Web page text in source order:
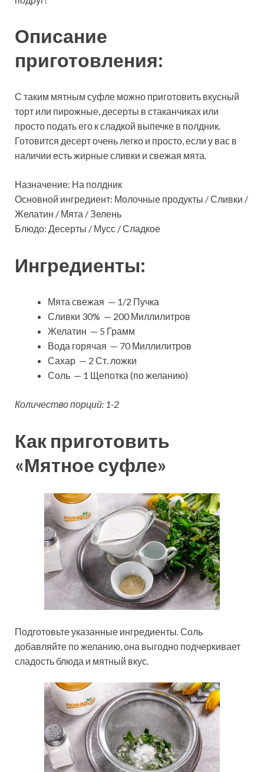
Описание
приготовления:
С таким мятным суфле можно приготовить вкусный
торт или пирожные, десерты в стаканчиках или
просто подать его к сладкой выпечке в полдник.
Готовится десерт очень легко и просто, если у вас в
наличии есть жирные сливки и свежая мята.
Назначение: На полдник
Основной ингредиент: Молочные продукты / Сливки /
Желатин / Мята / Зелень
Блюдо: Десерты / Мусс / Сладкое
Ингредиенты:
Мята свежая — 1/2 Пучка
Сливки 30% — 200 Миллилитров
Желатин — 5 Грамм
Вода горячая — 70 Миллилитров
Сахар — 2 Ст. ложки
Соль — 1 Щепотка (по желанию)
Количество порций: 1-2
Как приготовить
«Мятное суфле»
Подготовьте указанные ингредиенты. Соль
добавляйте по желанию, она выгодно подчеркивает
сладость блюда и мятный вкус.